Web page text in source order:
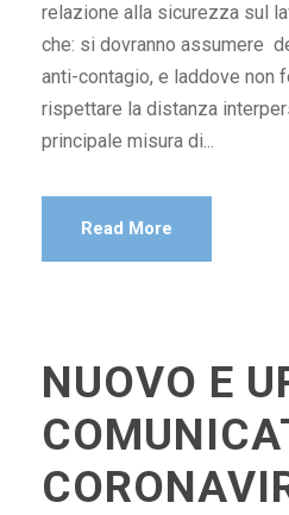
relazione alla sicurezza sul
che: si dovranno assumere
anti-contagio, e laddove non
rispettare la distanza
principale misura di...
Read More
NUOVO E